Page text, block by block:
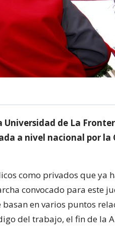
de La
a nivel nacional por la
como privados que ya
convocado para este
en varios puntos
del trabajo, el fin de la